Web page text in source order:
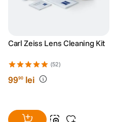
Carl Zeiss Lens Cleaning Kit
(52)
9990 lei